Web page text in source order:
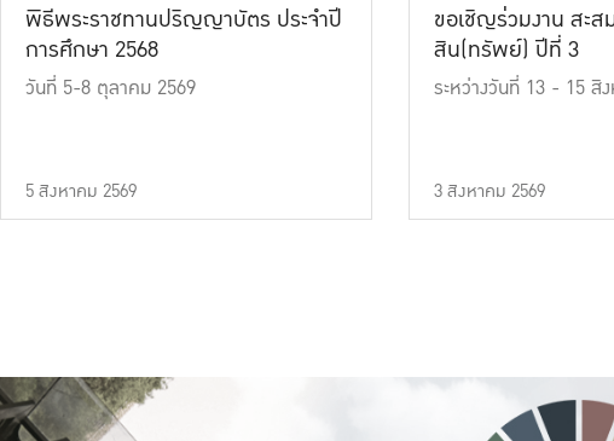
พิธีพระราชทานปริญญาบัตร ประจำปี
การศึกษา 2568
วันที่ 5-8 ตุลาคม 2569
5 สิงหาคม 2569
ขอเชิญร่วมงาน สะส
สิน(ทรัพย์) ปีที่ 3
ระหว่างวันที่ 13 - 15 สิ
3 สิงหาคม 2569